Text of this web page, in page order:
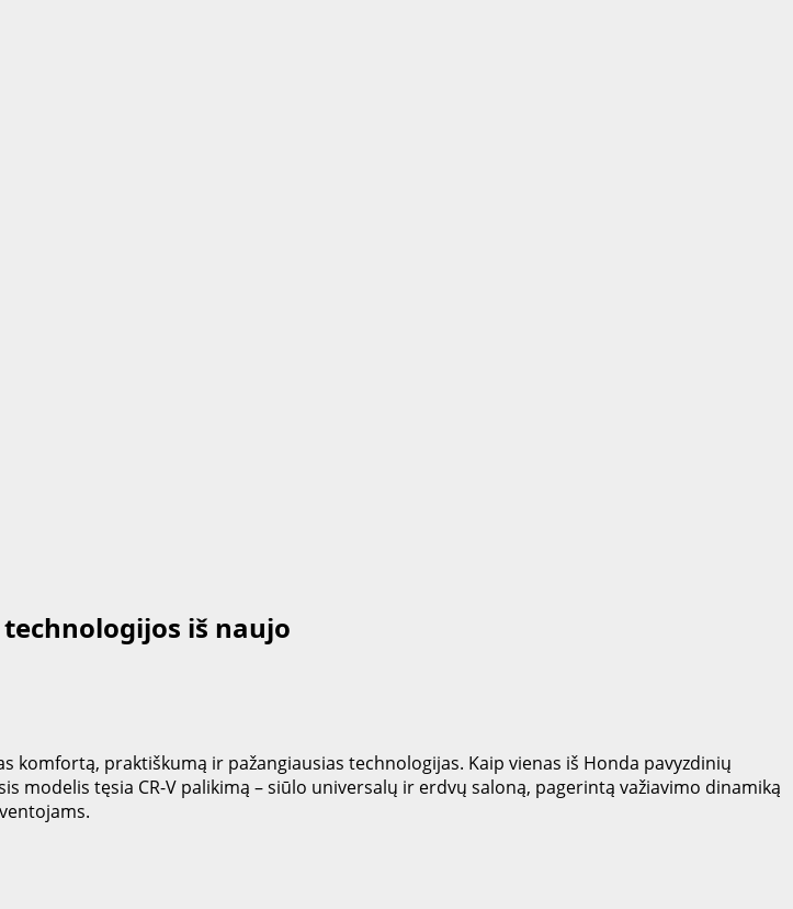
technologijos iš naujo
praktiškumą ir pažangiausias technologijas. Kaip vienas iš Honda pavyzdinių
modelis tęsia CR-V palikimą – siūlo universalų ir erdvų saloną, pagerintą važiavimo dinamiką